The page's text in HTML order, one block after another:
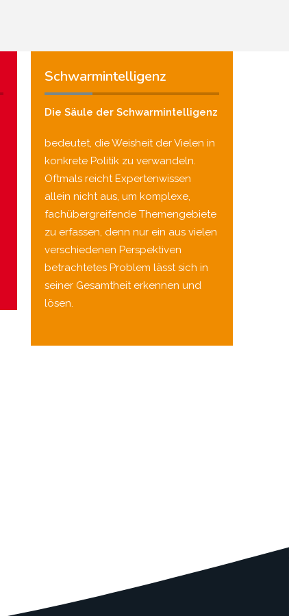
Schwarmintelligenz
Die Säule der Schwarmintelligenz
bedeutet, die Weisheit der Vielen in
konkrete Politik zu verwandeln.
Oftmals reicht Expertenwissen
allein nicht aus, um komplexe,
fachübergreifende Themengebiete
zu erfassen, denn nur ein aus vielen
verschiedenen Perspektiven
betrachtetes Problem lässt sich in
seiner Gesamtheit erkennen und
lösen.